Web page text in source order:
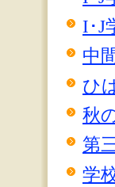
I･J
中
ひ
秋
第
学